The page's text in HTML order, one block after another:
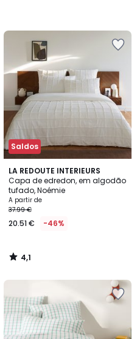
Saldos
LA REDOUTE INTERIEURS
Capa de edredon, em algodão
tufado, Noémie
A partir de
37.99 €
20.51 € -46%
4,1
/ 5
4,1
/